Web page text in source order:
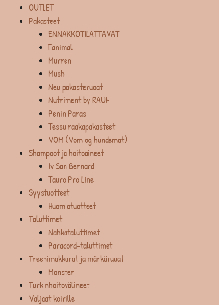
OUTLET
Pakasteet
ENNAKKOTILATTAVAT
Fanimal
Murren
Mush
Neu pakasteruoat
Nutriment by RAUH
Penin Paras
Tessu raakapakasteet
VOM (Vom og hundemat)
Shampoot ja hoitoaineet
Iv San Bernard
Tauro Pro Line
Syystuotteet
Huomiotuotteet
Taluttimet
Nahkataluttimet
Paracord-taluttimet
Treenimakkarat ja märkäruuat
Monster
Turkinhoitovälineet
Valjaat koirille